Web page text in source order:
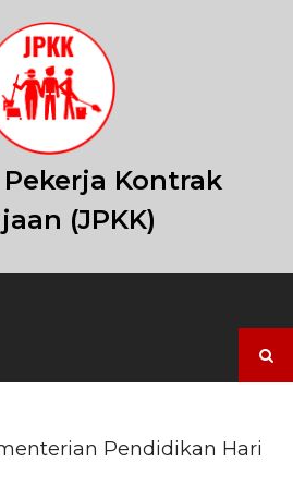
Kontrak
(JPKK)
for:
Pendidikan Hari